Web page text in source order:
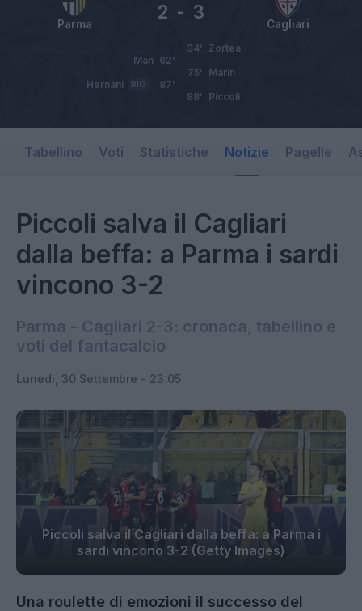
Parma Cagliari
2 - 3
Zortea
34’
Man 62’
Marin
75’
Hernani
RIG
87’
Piccoli
88’
Tabellino Voti Statistiche Notizie Pagelle
Piccoli salva il Cagliari
dalla beffa: a Parma i sardi
vincono 3-2
Parma - Cagliari 2-3: cronaca, tabellino e
voti del fantacalcio
Lunedì, 30 Settembre - 23:05
Piccoli salva il Cagliari dalla beffa: a Parma i
sardi vincono 3-2 (Getty Images)
Una roulette di emozioni il successo del